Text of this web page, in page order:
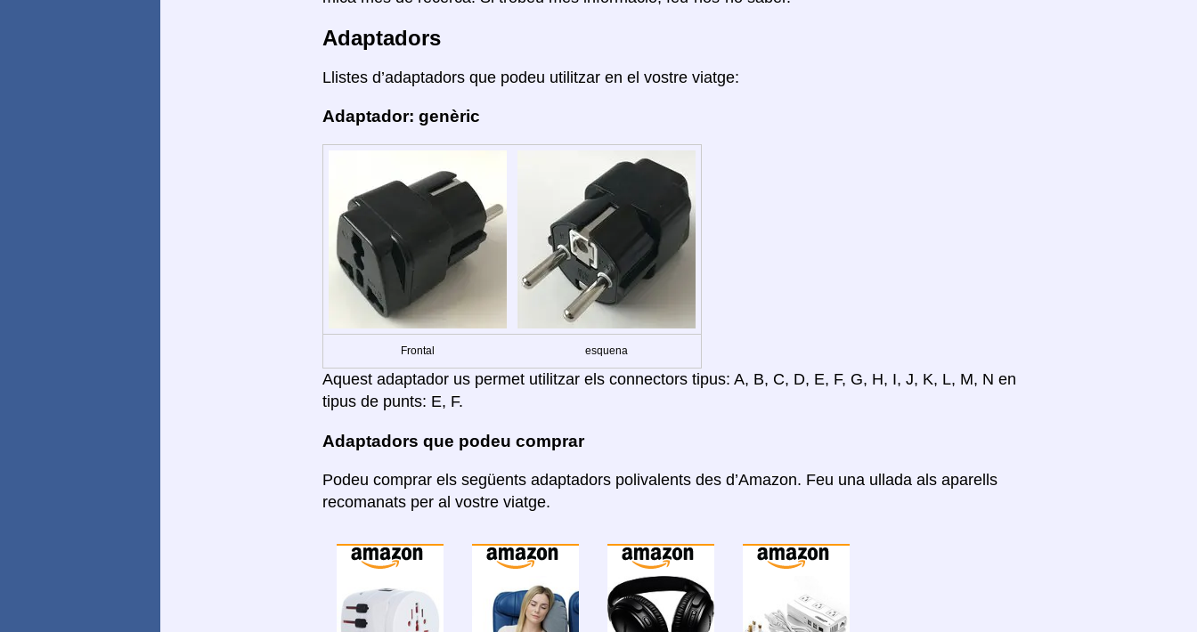
Adaptadors
Llistes d’adaptadors que podeu utilitzar en el vostre viatge:
Adaptador: genèric
Frontal esquena
Aquest adaptador us permet utilitzar els connectors tipus: A, B, C, D, E, F, G, H, I, J, K, L, M, N en
tipus de punts: E, F.
Adaptadors que podeu comprar
Podeu comprar els següents adaptadors polivalents des d’Amazon. Feu una ullada als aparells
recomanats per al vostre viatge.